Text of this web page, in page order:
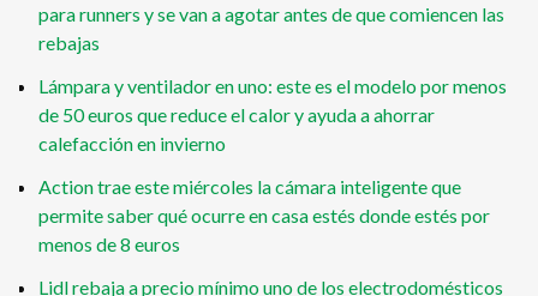
para runners y se van a agotar antes de que comiencen las
rebajas
Lámpara y ventilador en uno: este es el modelo por menos
de 50 euros que reduce el calor y ayuda a ahorrar
calefacción en invierno
Action trae este miércoles la cámara inteligente que
permite saber qué ocurre en casa estés donde estés por
menos de 8 euros
Lidl rebaja a precio mínimo uno de los electrodomésticos